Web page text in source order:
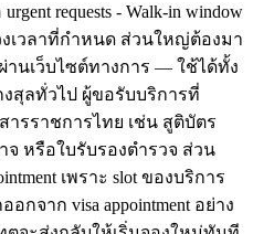
requests - Walk-in window
เวลาที่กำหนด ส่วนใหญ่ต้องมา
านเว็บไซต์ทางการ — ใช้ได้ทั้ง
งสุลทั่วไป ผู้ขอรับบริการที่
ารราชการไทย เช่น สูติบัตร
หรือใบรับรองตำรวจ ส่วน
เพราะ slot ของบริการ
อกจาก visa appointment อย่าง